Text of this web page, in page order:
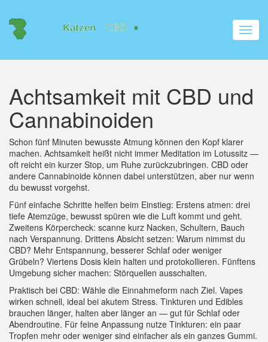
Achtsamkeit mit CBD und
Cannabinoiden
Schon fünf Minuten bewusste Atmung können den Kopf klarer
machen. Achtsamkeit heißt nicht immer Meditation im Lotussitz —
oft reicht ein kurzer Stop, um Ruhe zurückzubringen. CBD oder
andere Cannabinoide können dabei unterstützen, aber nur wenn
du bewusst vorgehst.
Fünf einfache Schritte helfen beim Einstieg: Erstens atmen: drei
tiefe Atemzüge, bewusst spüren wie die Luft kommt und geht.
Zweitens Körpercheck: scanne kurz Nacken, Schultern, Bauch
nach Verspannung. Drittens Absicht setzen: Warum nimmst du
CBD? Mehr Entspannung, besserer Schlaf oder weniger
Grübeln? Viertens Dosis klein halten und protokollieren. Fünftens
Umgebung sicher machen: Störquellen ausschalten.
Praktisch bei CBD: Wähle die Einnahmeform nach Ziel. Vapes
wirken schnell, ideal bei akutem Stress. Tinkturen und Edibles
brauchen länger, halten aber länger an — gut für Schlaf oder
Abendroutine. Für feine Anpassung nutze Tinkturen: ein paar
Tropfen mehr oder weniger sind einfacher als ein ganzes Gummi.